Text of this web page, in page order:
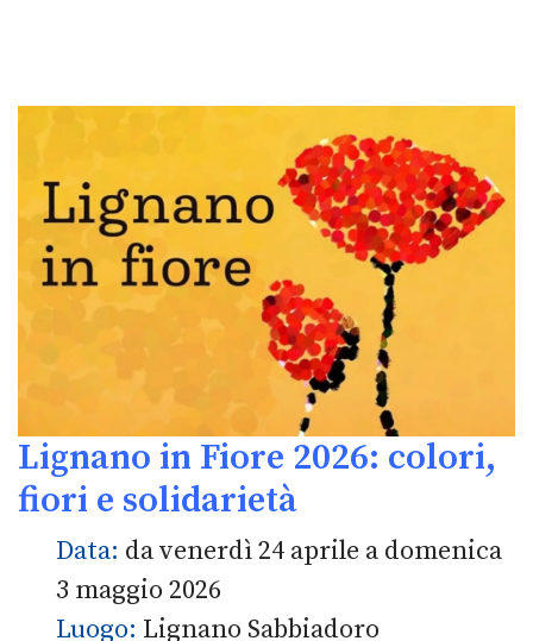
Lignano in Fiore 2026: colori,
fiori e solidarietà
Data: da venerdì 24 aprile a domenica
3 maggio 2026
Luogo: Lignano Sabbiadoro